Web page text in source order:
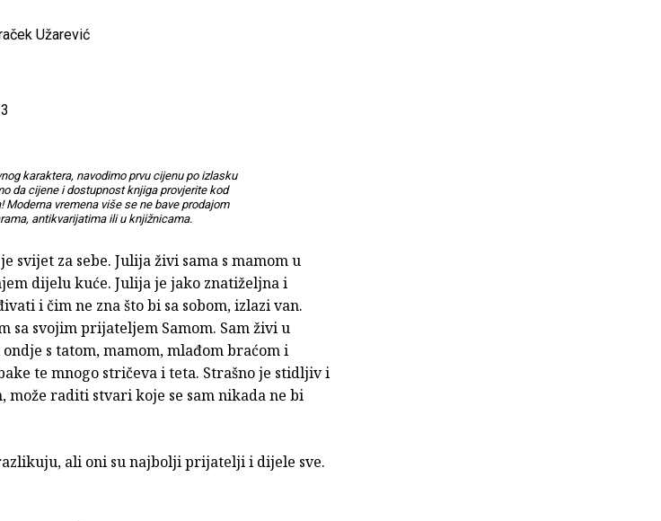
Užarević
karaktera, navodimo prvu cijenu po izlasku
da cijene i dostupnost knjiga provjerite kod
Moderna vremena više se ne bave prodajom
antikvarijatima ili u knjižnicama.
svijet za sebe. Julija živi sama s mamom u
dijelu kuće. Julija je jako znatiželjna i
i čim ne zna što bi sa sobom, izlazi van.
sa svojim prijateljem Samom. Sam živi u
s tatom, mamom, mlađom braćom i
te mnogo stričeva i teta. Strašno je stidljiv i
može raditi stvari koje se sam nikada ne bi
ali oni su najbolji prijatelji i dijele sve.